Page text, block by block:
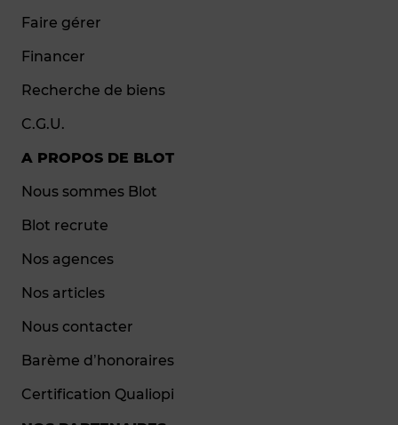
Faire gérer
Financer
Recherche de biens
C.G.U.
A PROPOS DE BLOT
Nous sommes Blot
Blot recrute
Nos agences
Nos articles
Nous contacter
Barème d’honoraires
Certification Qualiopi